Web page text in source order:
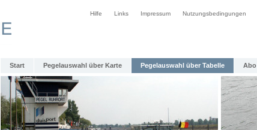
Hilfe Links Impressum Nutzungsbedingungen
Start Pegelauswahl über Karte Pegelauswahl über Tabelle Abo